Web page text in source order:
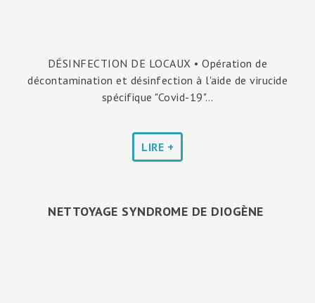
DÉSINFECTION DE LOCAUX • Opération de
décontamination et désinfection à l'aide de virucide
spécifique "Covid-19"…
LIRE +
NETTOYAGE SYNDROME DE DIOGÈNE